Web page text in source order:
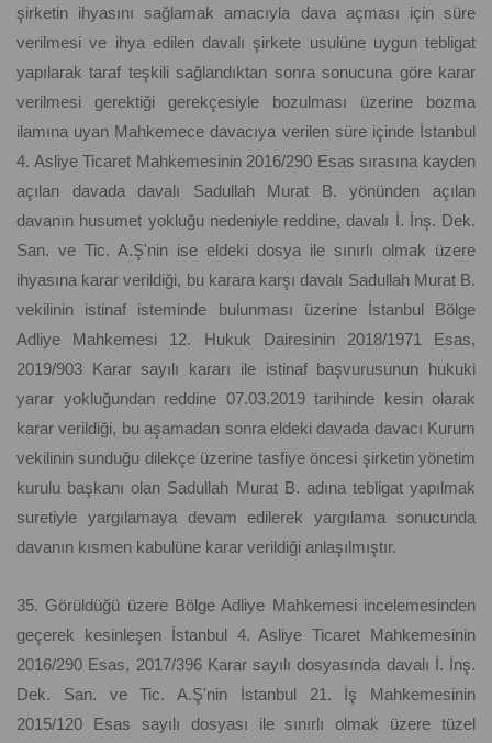
şirketin ihyasını sağlamak amacıyla dava açması için süre
verilmesi ve ihya edilen davalı şirkete usulüne uygun tebligat
yapılarak taraf teşkili sağlandıktan sonra sonucuna göre karar
verilmesi gerektiği gerekçesiyle bozulması üzerine bozma
ilamına uyan Mahkemece davacıya verilen süre içinde İstanbul
4. Asliye Ticaret Mahkemesinin 2016/290 Esas sırasına kayden
açılan davada davalı Sadullah Murat B. yönünden açılan
davanın husumet yokluğu nedeniyle reddine, davalı İ. İnş. Dek.
San. ve Tic. A.Ş'nin ise eldeki dosya ile sınırlı olmak üzere
ihyasına karar verildiği, bu karara karşı davalı Sadullah Murat B.
vekilinin istinaf isteminde bulunması üzerine İstanbul Bölge
Adliye Mahkemesi 12. Hukuk Dairesinin 2018/1971 Esas,
2019/903 Karar sayılı kararı ile istinaf başvurusunun hukuki
yarar yokluğundan reddine 07.03.2019 tarihinde kesin olarak
karar verildiği, bu aşamadan sonra eldeki davada davacı Kurum
vekilinin sunduğu dilekçe üzerine tasfiye öncesi şirketin yönetim
kurulu başkanı olan Sadullah Murat B. adına tebligat yapılmak
suretiyle yargılamaya devam edilerek yargılama sonucunda
davanın kısmen kabulüne karar verildiği anlaşılmıştır.
35. Görüldüğü üzere Bölge Adliye Mahkemesi incelemesinden
geçerek kesinleşen İstanbul 4. Asliye Ticaret Mahkemesinin
2016/290 Esas, 2017/396 Karar sayılı dosyasında davalı İ. İnş.
Dek. San. ve Tic. A.Ş'nin İstanbul 21. İş Mahkemesinin
2015/120 Esas sayılı dosyası ile sınırlı olmak üzere tüzel